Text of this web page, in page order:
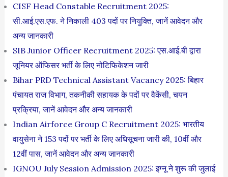
CISF Head Constable Recruitment 2025:
सी.आई.एस.एफ. ने निकाली 403 पदों पर नियुक्ति, जानें आवेदन और
अन्य जानकारी
SIB Junior Officer Recruitment 2025: एस.आई.बी द्वारा
जूनियर ऑफिसर भर्ती के लिए नोटिफिकेशन जारी
Bihar PRD Technical Assistant Vacancy 2025: बिहार
पंचायत राज विभाग, तकनीकी सहायक के पदों पर वैकेंसी, चयन
प्रक्रिया, जानें आवेदन और अन्य जानकारी
Indian Airforce Group C Recruitment 2025: भारतीय
वायुसेना ने 153 पदों पर भर्ती के लिए अधिसूचना जारी की, 10वीं और
12वीं पास, जानें आवेदन और अन्य जानकारी
IGNOU July Session Admission 2025: इग्नू ने शुरू की जुलाई